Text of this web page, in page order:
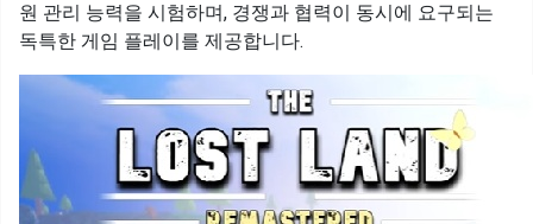
원 관리 능력을 시험하며, 경쟁과 협력이 동시에 요구되는
독특한 게임 플레이를 제공합니다.